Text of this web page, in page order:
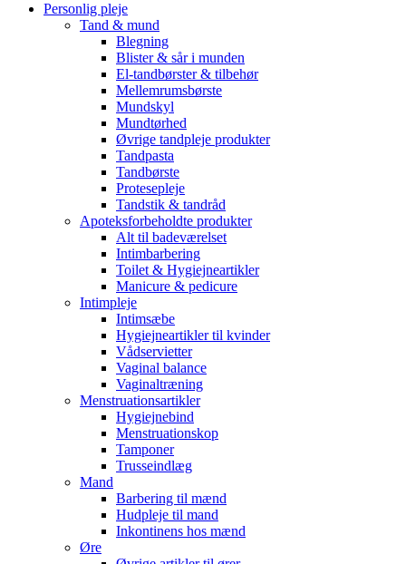
Personlig pleje
Tand & mund
Blegning
Blister & sår i munden
El-tandbørster & tilbehør
Mellemrumsbørste
Mundskyl
Mundtørhed
Øvrige tandpleje produkter
Tandpasta
Tandbørste
Protesepleje
Tandstik & tandråd
Apoteksforbeholdte produkter
Alt til badeværelset
Intimbarbering
Toilet & Hygiejneartikler
Manicure & pedicure
Intimpleje
Intimsæbe
Hygiejneartikler til kvinder
Vådservietter
Vaginal balance
Vaginaltræning
Menstruationsartikler
Hygiejnebind
Menstruationskop
Tamponer
Trusseindlæg
Mand
Barbering til mænd
Hudpleje til mand
Inkontinens hos mænd
Øre